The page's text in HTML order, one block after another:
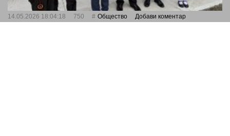
14.05.2026 18:04:18 750 Общество Добави коментар